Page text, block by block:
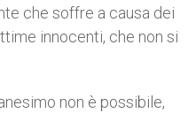
che soffre a causa dei
innocenti, che non si
non è possibile,